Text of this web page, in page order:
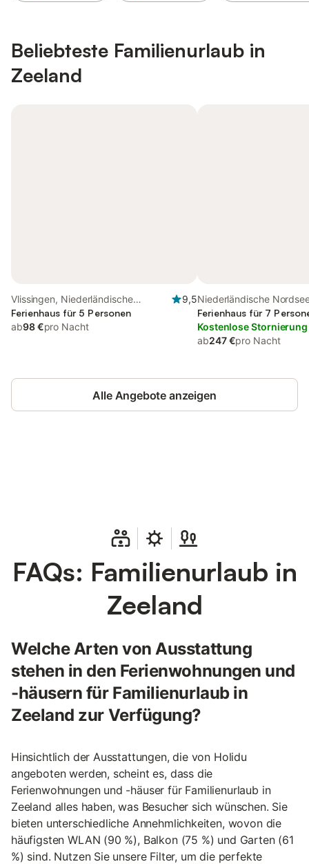
Beliebteste Familienurlaub in
Zeeland
Vlissingen, Niederländische
Nordsee
9,5
Ferienhaus für 5 Personen
ab98 €pro Nacht
Niederländische
Ferienhaus für 7
Kostenlose Stornierung
ab247 €pro Nacht
Alle Angebote anzeigen
FAQs: Familienurlaub in
Zeeland
Welche Arten von Ausstattung
stehen in den Ferienwohnungen und
-häusern für Familienurlaub in
Zeeland zur Verfügung?
Hinsichtlich der Ausstattungen, die von Holidu
angeboten werden, scheint es, dass die
Ferienwohnungen und -häuser für Familienurlaub in
Zeeland alles haben, was Besucher sich wünschen. Sie
bieten unterschiedliche Annehmlichkeiten, wovon die
häufigsten WLAN (90 %), Balkon (75 %) und Garten (61
%) sind. Nutzen Sie unsere Filter, um die perfekte